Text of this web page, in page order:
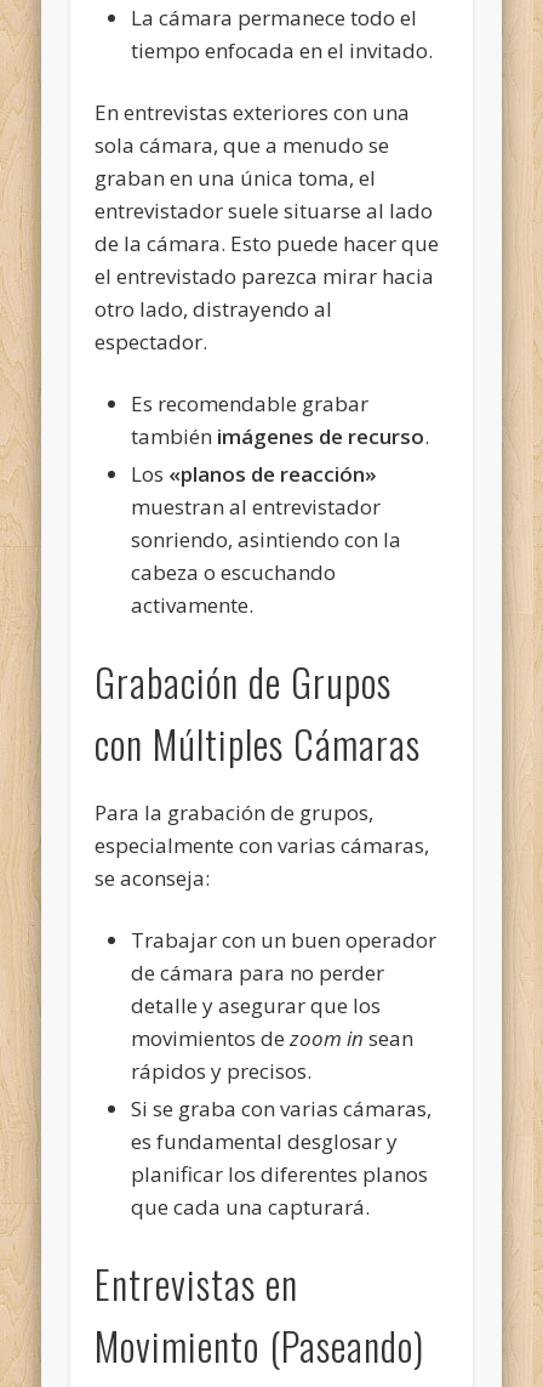
La cámara permanece todo el
tiempo enfocada en el invitado.
En entrevistas exteriores con una
sola cámara, que a menudo se
graban en una única toma, el
entrevistador suele situarse al lado
de la cámara. Esto puede hacer que
el entrevistado parezca mirar hacia
otro lado, distrayendo al
espectador.
Es recomendable grabar
también imágenes de recurso.
Los «planos de reacción»
muestran al entrevistador
sonriendo, asintiendo con la
cabeza o escuchando
activamente.
Grabación de Grupos
con Múltiples Cámaras
Para la grabación de grupos,
especialmente con varias cámaras,
se aconseja:
Trabajar con un buen operador
de cámara para no perder
detalle y asegurar que los
movimientos dezoom in sean
rápidos y precisos.
Si se graba con varias cámaras,
es fundamental desglosar y
planificar los diferentes planos
que cada una capturará.
Entrevistas en
Movimiento (Paseando)